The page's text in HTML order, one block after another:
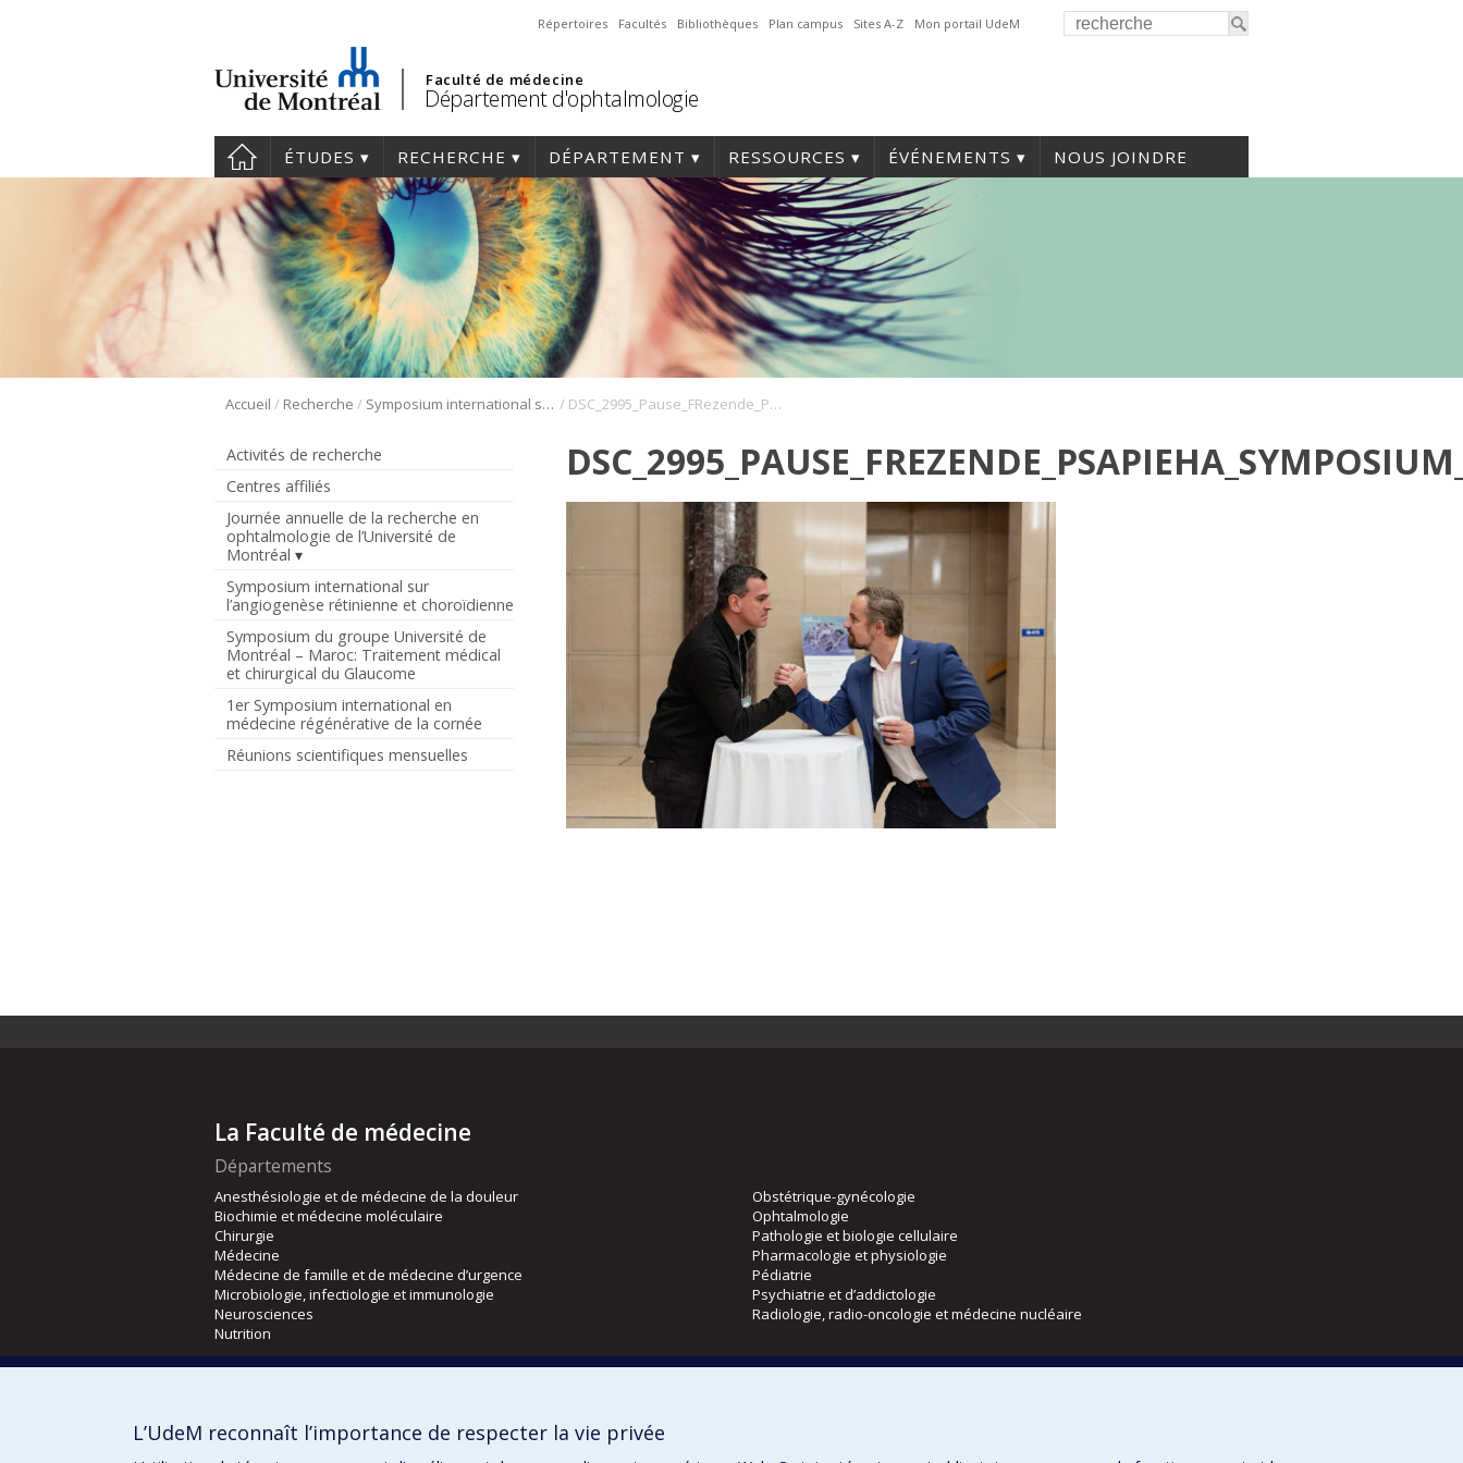
Répertoires Facultés Bibliothèques Plan campus Sites A-Z Mon portail UdeM
Faculté de médecine
Département d'ophtalmologie
ÉTUDES RECHERCHE DÉPARTEMENT RESSOURCES ÉVÉNEMENTS NOUS JOINDRE
Accueil / Recherche / Symposium international sur l’angiogenèse rétinienne et choroïdienne / DSC_2995_Pause_FRezende_PSapieha_Symposium_Angio_2022
Activités de recherche
Centres affiliés
Journée annuelle de la recherche en
ophtalmologie de l’Université de
Montréal
Symposium international sur
l’angiogenèse rétinienne et choroïdienne
Symposium du groupe Université de
Montréal – Maroc: Traitement médical
et chirurgical du Glaucome
1er Symposium international en
médecine régénérative de la cornée
Réunions scientifiques mensuelles
La Faculté de médecine
Départements
Anesthésiologie et de médecine de la douleur
Biochimie et médecine moléculaire
Chirurgie
Médecine
Médecine de famille et de médecine d’urgence
Microbiologie, infectiologie et immunologie
Neurosciences
Nutrition
Obstétrique-gynécologie
Ophtalmologie
Pathologie et biologie cellulaire
Pharmacologie et physiologie
Pédiatrie
Psychiatrie et d’addictologie
Radiologie, radio-oncologie et médecine nucléaire
Orthophonie et audiologie
L’UdeM reconnaît l’importance de respecter la vie privée